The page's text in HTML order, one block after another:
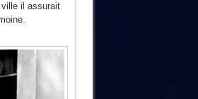
il assurait